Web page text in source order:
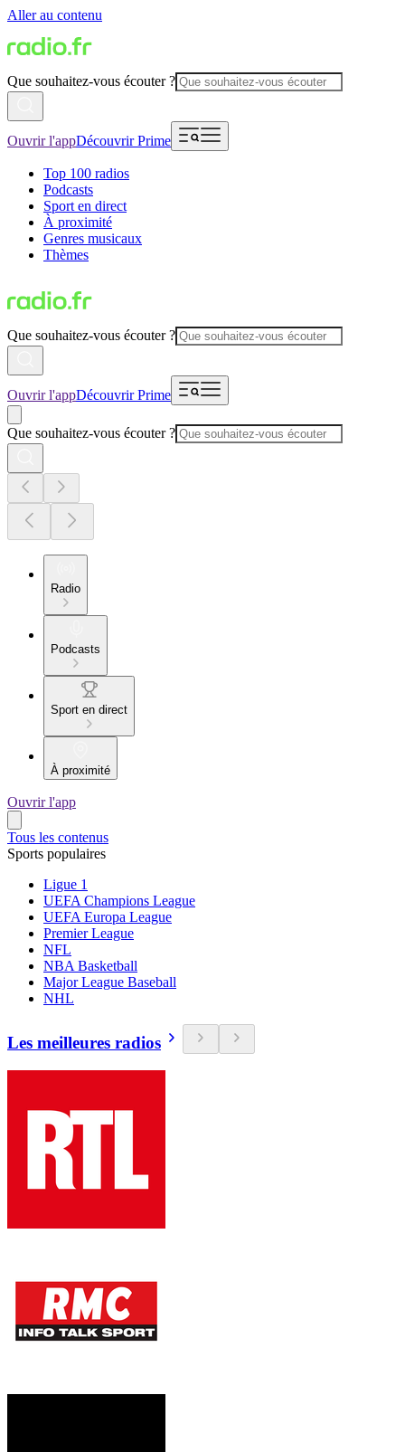
Aller au contenu
Que souhaitez-vous écouter ?
Ouvrir l'appDécouvrir Prime
Top 100 radios
Podcasts
Sport en direct
À proximité
Genres musicaux
Thèmes
Que souhaitez-vous écouter ?
Ouvrir l'appDécouvrir Prime
Que souhaitez-vous écouter ?
Radio
Podcasts
Sport en direct
À proximité
Ouvrir l'app
Tous les contenus
Sports populaires
Ligue 1
UEFA Champions League
UEFA Europa League
Premier League
NFL
NBA Basketball
Major League Baseball
NHL
Les meilleures radios